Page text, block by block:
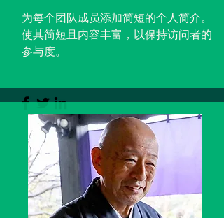
为每个团队成员添加简短的个人简介。
使其简短且内容丰富，以保持访问者的
参与度。